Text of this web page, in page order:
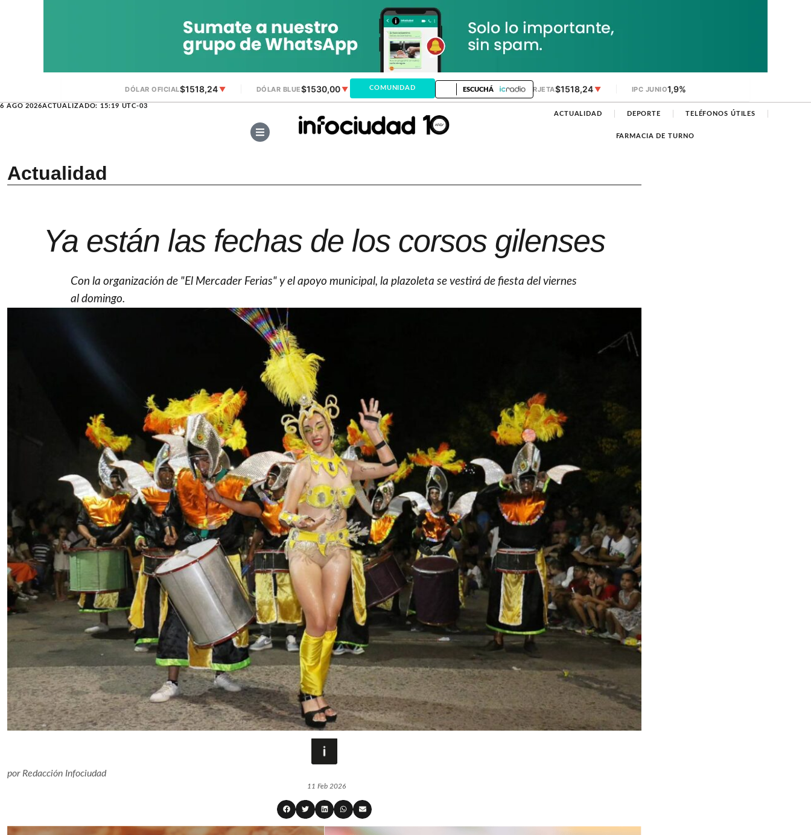
DÓLAR OFICIAL$1518,24▼ DÓLAR BLUE$1530,00▼ DÓLAR MEP ▼ DÓLAR TARJETA$1518,24▼ IPC JUNIO1,9%
6 AGO 2026ACTUALIZADO: 15:19 UTC-03
COMUNIDAD ESCUCHÁ
ACTUALIDAD DEPORTE TELÉFONOS ÚTILES
FARMACIA DE TURNO
Actualidad
Ya están las fechas de los corsos gilenses
Con la organización de "El Mercader Ferias" y el apoyo municipal, la plazoleta se vestirá de fiesta del viernes
al domingo.
porRedacción Infociudad
11 Feb 2026